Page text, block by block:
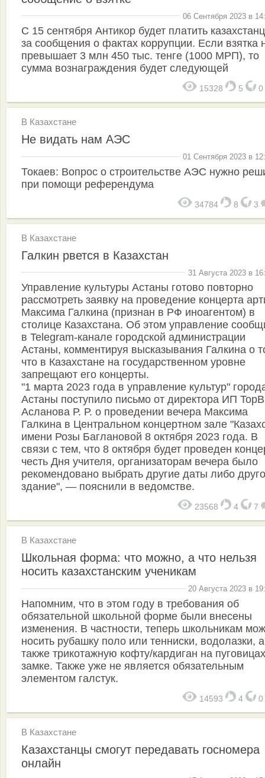
06 Сентября 2023 в
С 15 сентября Антикор будет платить
за сообщения о фактах коррупции. Если взятка
превышает 3 млн 450 тыс. тенге (1000 МРП), то
сумма вознаграждения будет следующей
15328 5 0
В Казахстане
Не видать нам АЭС
01 Сентября 2023 в
Токаев: Вопрос о строительстве АЭС нужно
при помощи референдума
34784 8 3
В Казахстане
Галкин рвется в Казахстан
31 Августа 2023 в
Управление культуры Астаны готово повторно
рассмотреть заявку на проведение концерта
Максима Галкина (признан в РФ иноагентом) в
столице Казахстана. Об этом управление
в Telegram-канале городской администрации
Астаны, комментируя высказывания Галкина о
что в Казахстане на государственном уровне
запрещают его концерты.
"1 марта 2023 года в управление культур"
Астаны поступило письмо от директора ИП
Асланова Р. Р. о проведении вечера Максима
Галкина в Центральном концертном зале
имени Розы Баглановой 8 октября 2023 года. В
связи с тем, что 8 октября будет проведен
честь Дня учителя, организаторам вечера было
рекомендовано выбрать другие даты либо
здание", — пояснили в ведомстве.
23568 4 7
В Казахстане
Школьная форма: что можно, а что нельзя
носить казахстанским ученикам
20 Августа 2023 в
Напомним, что в этом году в требования об
обязательной школьной форме были внесены
изменения. В частности, теперь школьникам
носить рубашку поло или тенниски, водолазки, а
также трикотажную кофту/кардиган на
замке. Также уже не является обязательным
элементом галстук.
14593 4 0
В Казахстане
Казахстанцы смогут передавать госномера
онлайн